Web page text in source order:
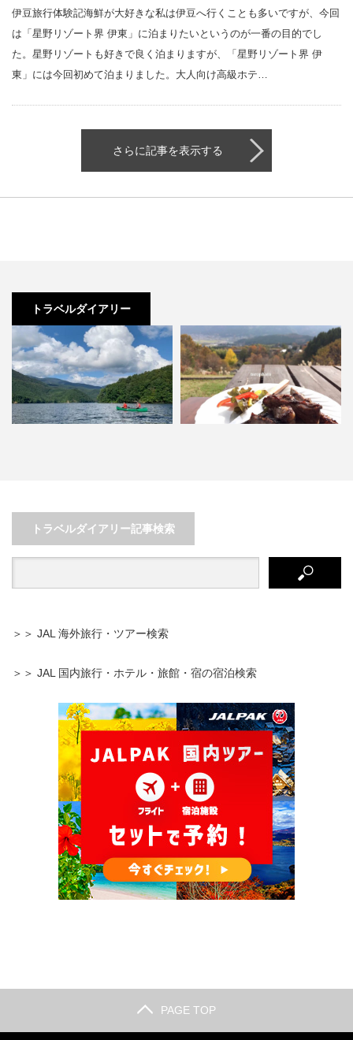
伊豆旅行体験記海鮮が大好きな私は伊豆へ行くことも多いですが、今回
は「星野リゾート界 伊東」に泊まりたいというのが一番の目的でし
た。星野リゾートも好きで良く泊まりますが、「星野リゾート界 伊
東」には今回初めて泊まりました。大人向け高級ホテ…
さらに記事を表示する
トラベルダイアリー
トラベルダイアリー記事検索
＞＞ JAL 海外旅行・ツアー検索
＞＞ JAL 国内旅行・ホテル・旅館・宿の宿泊検索
PAGE TOP